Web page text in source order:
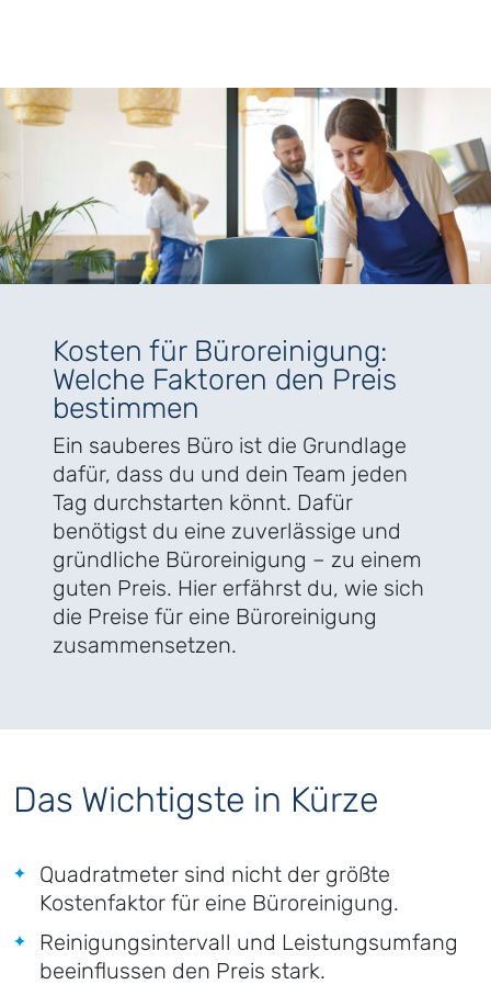
Kosten für Büroreinigung:
Welche Faktoren den Preis
bestimmen
Ein sauberes Büro ist die Grundlage
dafür, dass du und dein Team jeden
Tag durchstarten könnt. Dafür
benötigst du eine zuverlässige und
gründliche Büroreinigung – zu einem
guten Preis. Hier erfährst du, wie sich
die Preise für eine Büroreinigung
zusammensetzen.
Das Wichtigste in Kürze
Quadratmeter sind nicht der größte
Kostenfaktor für eine Büroreinigung.
Reinigungsintervall und Leistungsumfang
beeinflussen den Preis stark.